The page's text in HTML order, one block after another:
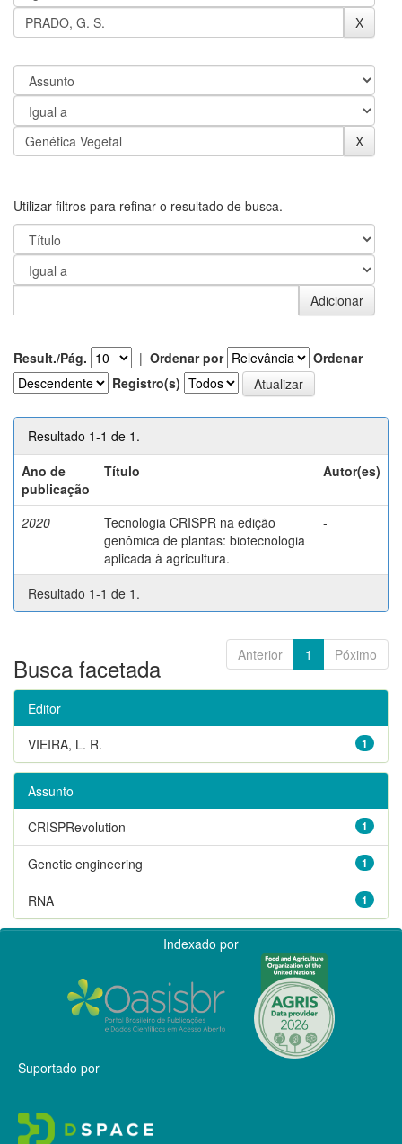
Utilizar filtros para refinar o resultado de busca.
Result./Pág. | Ordenar por
Ordenar
Registro(s)
Resultado 1-1 de 1.
Ano de
publicação
Título Autor(es)
2020
Tecnologia CRISPR na edição
genômica de plantas: biotecnologia
aplicada à agricultura.
-
Resultado 1-1 de 1.
Anterior 1 Póximo
Busca facetada
Editor
1
VIEIRA, L. R.
Assunto
1
CRISPRevolution
1
Genetic engineering
1
RNA
Indexado por
Suportado por